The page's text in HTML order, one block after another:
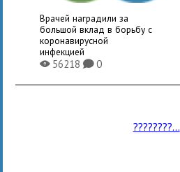
Врачей наградили за
большой вклад в борьбу с
коронавирусной
инфекцией
X56218K0
????????...